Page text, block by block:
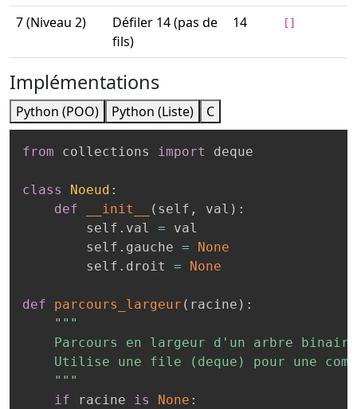
7 (Niveau 2)
Défiler 14 (pas de
fils)
14 []
Implémentations
Python (POO) Python (Liste) C
from collections import deque
class Noeud :
def
__init__ ( self , val ) :
        self
. val = val
        self
. gauche =
None
        self
. droit = None
def parcours_largeur ( racine ) :
"""
Parcours en largeur d'un arbre
Utilise une file (deque) pour une
    """
if racine is None :